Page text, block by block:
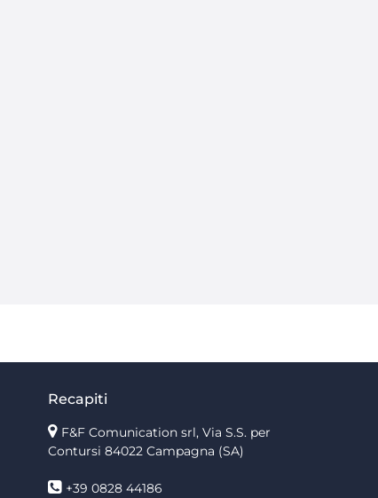
Recapiti
F&F Comunication srl, Via S.S. per
Contursi 84022 Campagna (SA)
+39 0828 44186